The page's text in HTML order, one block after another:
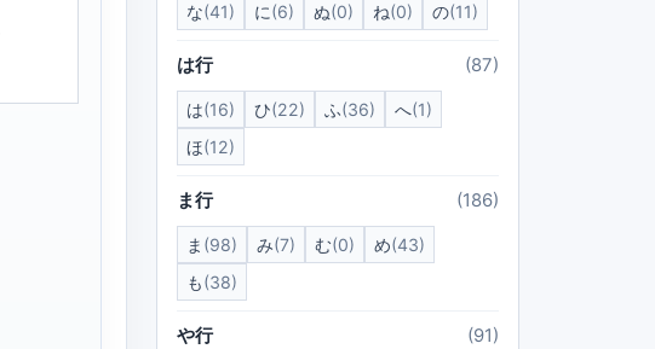
な(41) に(6) ぬ(0) ね(0) の(11)
は行 (87)
は(16) ひ(22) ふ(36) へ(1)
ほ(12)
ま行 (186)
ま (98) み(7) む(0) め(43)
も(38)
や行 (91)